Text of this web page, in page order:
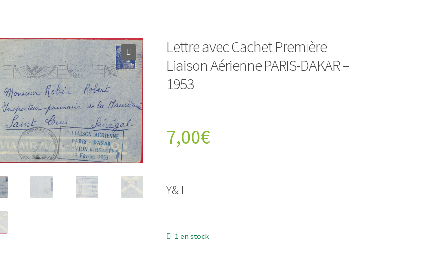
Lettre avec Cachet Première
Liaison Aérienne PARIS-DAKAR –
1953
7,00€
Y&T
1 en stock